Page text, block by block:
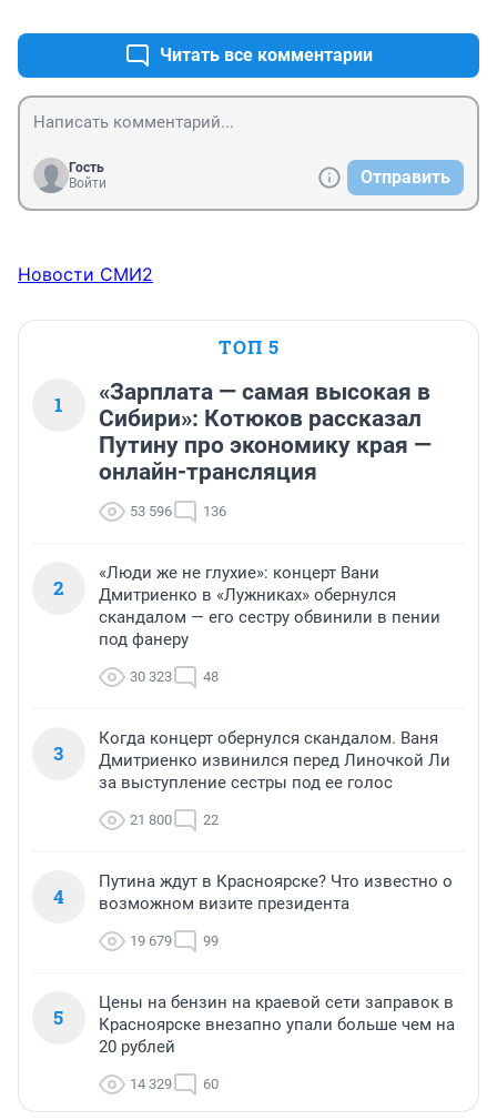
Читать все комментарии
Гость
Войти
Отправить
Новости СМИ2
ТОП 5
1
«Зарплата — самая высокая в
Сибири»: Котюков рассказал
Путину про экономику края —
онлайн-трансляция
53 596 136
2
«Люди же не глухие»: концерт Вани
Дмитриенко в «Лужниках» обернулся
скандалом — его сестру обвинили в пении
под фанеру
30 323 48
3
Когда концерт обернулся скандалом. Ваня
Дмитриенко извинился перед Линочкой Ли
за выступление сестры под ее голос
21 800 22
4
Путина ждут в Красноярске? Что известно о
возможном визите президента
19 679 99
5
Цены на бензин на краевой сети заправок в
Красноярске внезапно упали больше чем на
20 рублей
14 329 60